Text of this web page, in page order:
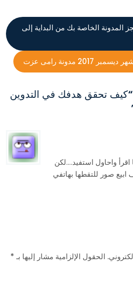
المدونة الخاصة بك من البداية إلى
2017 مدونة رامى عزت
كيف تحقق هدفك في التدوين
اقرأ واحاول استفيد….لكن
صور للتقطها بهاتفي
الحقول الإلزامية مشار إليها بـ*